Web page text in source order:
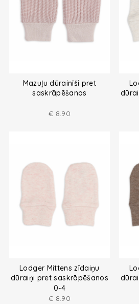
Mazuļu dūrainīši pret
saskrāpēšanos
€ 8.90
Lodger Mittens zīdaiņu
dūraiņi pret saskrāpēšanos
no melanža dzijas
0-4
€ 8.90